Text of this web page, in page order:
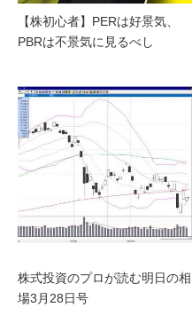
【株初心者】PERは好景気、
PBRは不景気に見るべし
株式投資のプロが読む明日の相
場3月28日号